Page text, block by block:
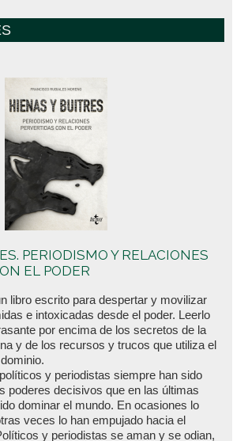
PERIODISMO Y RELACIONES
EL PODER
libro escrito para despertar y movilizar
e intoxicadas desde el poder. Leerlo
por encima de los secretos de la
y de los recursos y trucos que utiliza el
y periodistas siempre han sido
poderes decisivos que en las últimas
dominar el mundo. En ocasiones lo
veces lo han empujado hacia el
y periodistas se aman y se odian,